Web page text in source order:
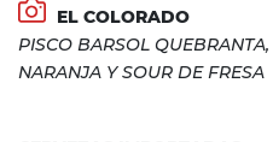
EL COLORADO
PISCO BARSOL
NARANJA Y SOUR DE FRESA